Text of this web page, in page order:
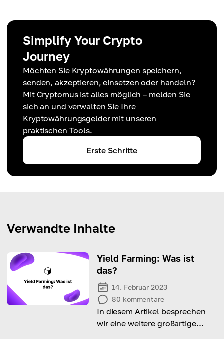
Simplify Your Crypto
Journey
Möchten Sie Kryptowährungen speichern,
senden, akzeptieren, einsetzen oder handeln?
Mit Cryptomus ist alles möglich – melden Sie
sich an und verwalten Sie Ihre
Kryptowährungsgelder mit unseren
praktischen Tools.
Erste Schritte
Verwandte Inhalte
Yield Farming: Was ist
das?
14. Februar 2023
80 kommentare
In diesem Artikel besprechen
wir eine weitere großartige